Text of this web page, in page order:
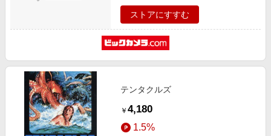
ストアにすすむ
テンタクルズ
￥ 4,180
1.5%